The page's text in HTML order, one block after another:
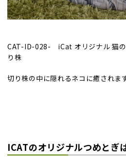
CAT-ID-028- iCat オリジナル 猫の
り株
切り株の中に隠れるネコに癒されます
ICATのオリジナルつめと